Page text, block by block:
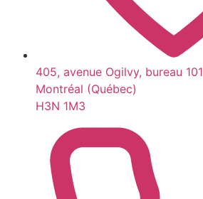
405, avenue Ogilvy, bureau 101
Montréal (Québec)
H3N 1M3